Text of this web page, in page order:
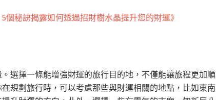
秘訣揭露如何透過招財樹水晶提升您的財運》
選擇一條能增強財運的旅行目的地，不僅能讓旅程更加順
規劃旅行時，可以考慮那些與財運相關的地點，比如東南